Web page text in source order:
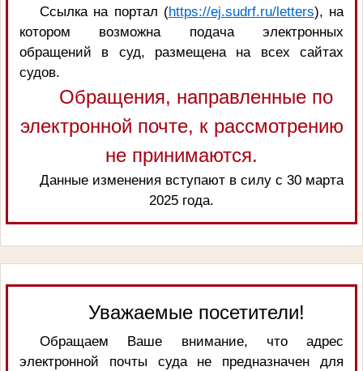
Ссылка на портал (https://ej.sudrf.ru/letters), на
котором возможна подача электронных
обращений в суд, размещена на всех сайтах
судов.
Обращения, направленные по
электронной почте, к рассмотрению
не принимаются.
Данные изменения вступают в силу с 30 марта
2025 года.
Уважаемые посетители!
Обращаем Ваше внимание, что адрес
электронной почты суда не предназначен для